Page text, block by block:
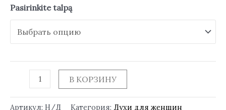
Pasirinkite talpą
В КОРЗИНУ
Артикул: Н/Д Категория: Духи для женщин